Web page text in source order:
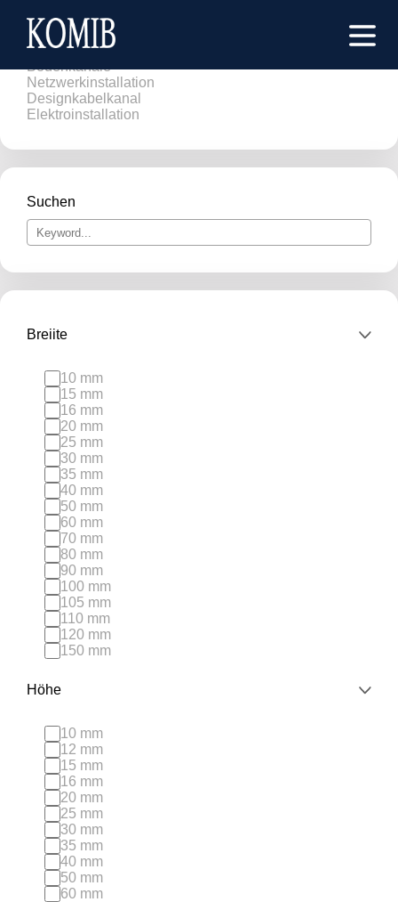
Brüstungskanäle
Kabelkanäle
Bodenkanäle
Netzwerkinstallation
Designkabelkanal
Elektroinstallation
Suchen
Breiite
10 mm
15 mm
16 mm
20 mm
25 mm
30 mm
35 mm
40 mm
50 mm
60 mm
70 mm
80 mm
90 mm
100 mm
105 mm
110 mm
120 mm
150 mm
Höhe
10 mm
12 mm
15 mm
16 mm
20 mm
25 mm
30 mm
35 mm
40 mm
50 mm
60 mm